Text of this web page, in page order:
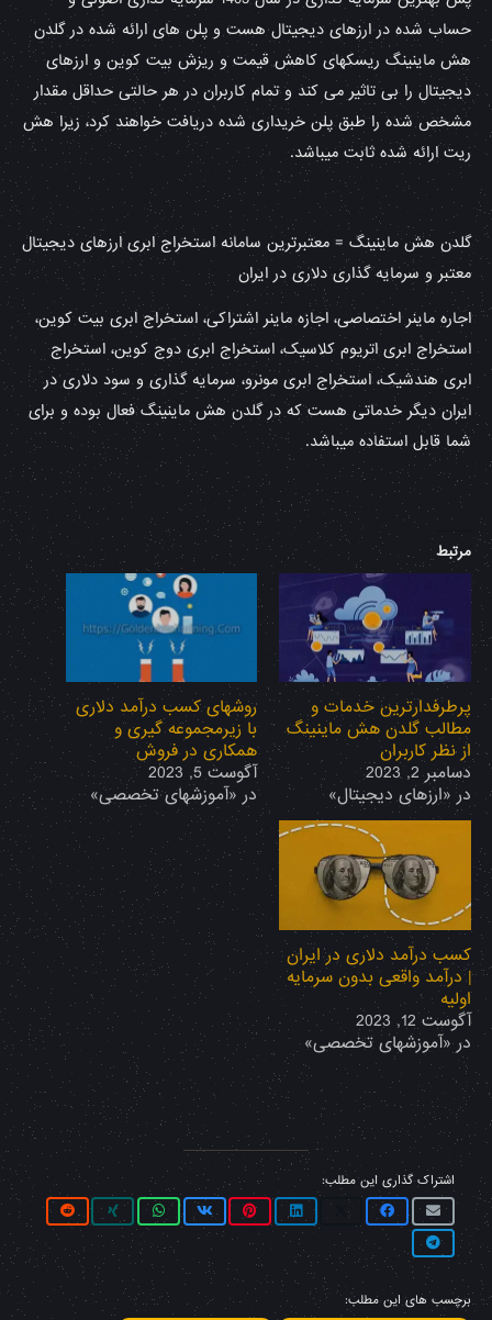
حساب شده در ارزهای دیجیتال هست و پلن های ارائه شده در گلدن
هش ماینینگ ریسکهای کاهش قیمت و ریزش بیت کوین و ارزهای
دیجیتال را بی تاثیر می کند و تمام کاربران در هر حالتی حداقل مقدار
مشخص شده را طبق پلن خریداری شده دریافت خواهند کرد، زیرا هش
ریت ارائه شده ثابت میباشد.
گلدن هش ماینینگ = معتبرترین سامانه استخراج ابری ارزهای دیجیتال
معتبر و سرمایه گذاری دلاری در ایران
اجاره ماینر اختصاصی، اجازه ماینر اشتراکی، استخراج ابری بیت کوین،
استخراج ابری اتریوم کلاسیک، استخراج ابری دوج کوین، استخراج
ابری هندشیک، استخراج ابری مونرو، سرمایه گذاری و سود دلاری در
ایران دیگر خدماتی هست که در گلدن هش ماینینگ فعال بوده و برای
شما قابل استفاده میباشد.
مرتبط
پرطرفدارترین خدمات و
مطالب گلدن هش ماینینگ
از نظر کاربران
دسامبر 2, 2023
در «ارزهای دیجیتال»
روشهای کسب درآمد دلاری
با زیرمجموعه گیری و
همکاری در فروش
آگوست 5, 2023
در «آموزشهای تخصصی»
کسب درآمد دلاری در ایران
| درآمد واقعی بدون سرمایه
اولیه
آگوست 12, 2023
در «آموزشهای تخصصی»
اشتراک گذاری این مطلب:
برچسب های این مطلب: